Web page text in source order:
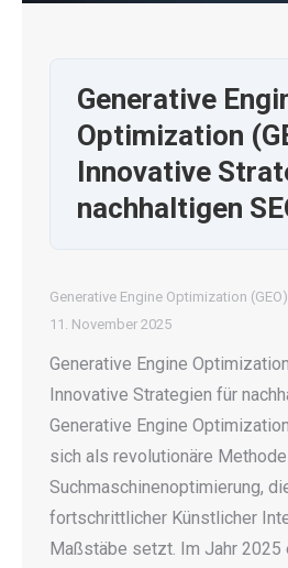
Generative
Optimization
Innovative
nachhaltigen
Generative Engine Optimization (GEO)
11. November 2025
Generative Engine
Innovative Strategien für
Generative Engine
sich als revolutionäre
Suchmaschinenoptimierung,
fortschrittlicher Künstlicher
Maßstäbe setzt. Im Jahr